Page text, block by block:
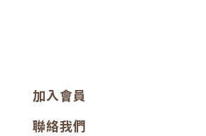
加入會員
聯絡我們